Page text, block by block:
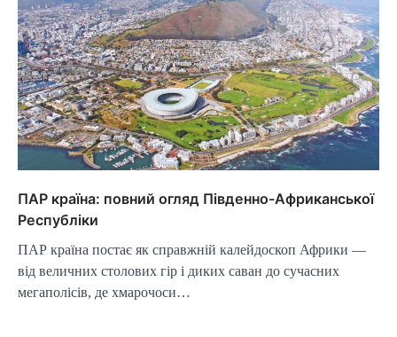
ПАР країна: повний огляд Південно-Африканської
Республіки
ПАР країна постає як справжній калейдоскоп Африки —
від величних столових гір і диких саван до сучасних
мегаполісів, де хмарочоси…